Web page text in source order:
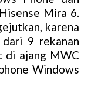
Mira 6.
karena
dari 9 rekanan
di ajang MWC
Windows